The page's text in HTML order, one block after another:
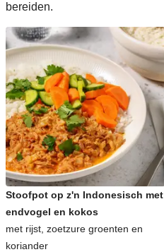
bereiden.
Stoofpot op z'n Indonesisch met
endvogel en kokos
met rijst, zoetzure groenten en
koriander